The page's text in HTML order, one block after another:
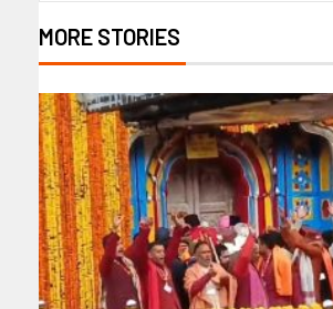
MORE STORIES